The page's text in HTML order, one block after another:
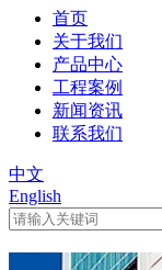
首页
关于我们
产品中心
工程案例
新闻资讯
联系我们
中文
English